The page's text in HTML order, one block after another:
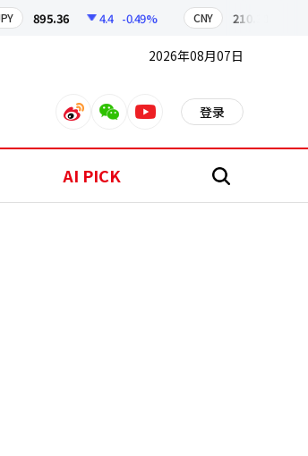
895.36 4.4 -0.49% CNY 210.30
2026年08月07日
weiboweixinyoutube 登录
AI PICK 搜